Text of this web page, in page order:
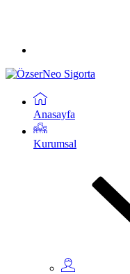
Anasayfa
Kurumsal